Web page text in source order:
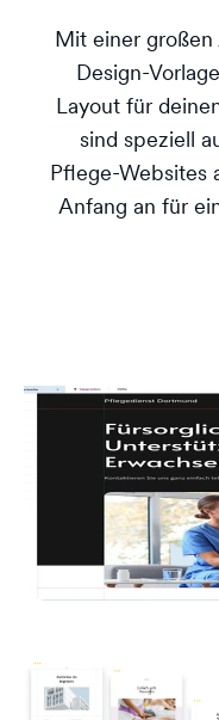
Mit einer großen
Design-
Layout für
sind speziell
Pflege-Websites
Anfang an für